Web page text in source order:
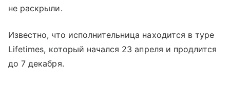
не раскрыли.
Известно, что исполнительница находится в туре
Lifetimes, который начался 23 апреля и продлится
до 7 декабря.